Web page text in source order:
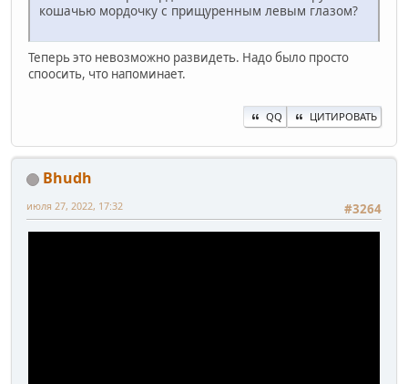
кошачью мордочку с прищуренным левым глазом?
Теперь это невозможно развидеть. Надо было просто
споосить, что напоминает.
QQ ЦИТИРОВАТЬ
Bhudh
#3264
июля 27, 2022, 17:32